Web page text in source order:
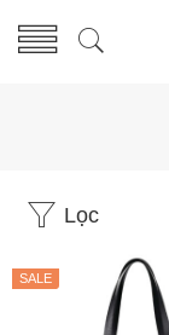
Lọc
SALE